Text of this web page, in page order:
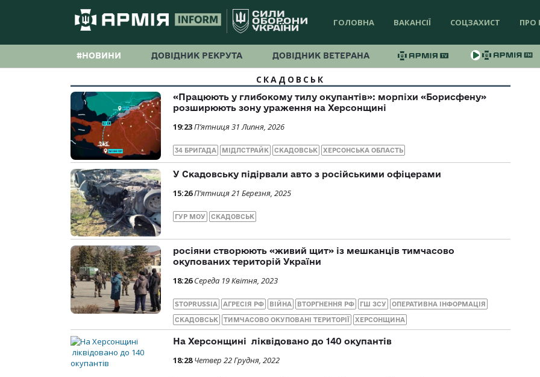
ГОЛОВНА ВАКАНСІЇ СОЦЗАХИСТ ПРО
#НОВИНИ ДОВІДНИК РЕКРУТА ДОВІДНИК ВЕТЕРАНА
СКАДОВСЬК
«Працюють у глибокому тилу окупантів»: морпіхи «Борисфену»
розширюють зону ураження на Херсонщині
19:23П’ятниця 31 Липня, 2026
34 БРИГАДА МІДЛСТРАЙК СКАДОВСЬК ХЕРСОНСЬКА ОБЛАСТЬ
У Скадовську підірвали авто з російськими офіцерами
15:26П’ятниця 21 Березня, 2025
ГУР МОУ СКАДОВСЬК
росіяни створюють «живий щит» із мешканців тимчасово
окупованих територій України
18:26 Середа 19 Квітня, 2023
STOPRUSSIA АГРЕСІЯ РФ ВІЙНА ВТОРГНЕННЯ РФ ГШ ЗСУ ОПЕРАТИВНА ІНФОРМАЦІЯ
СКАДОВСЬК ТИМЧАСОВО ОКУПОВАНІ ТЕРИТОРІЇ ХЕРСОНЩИНА
На Херсонщині ліквідовано до 140 окупантів
18:28 Четвер 22 Грудня, 2022